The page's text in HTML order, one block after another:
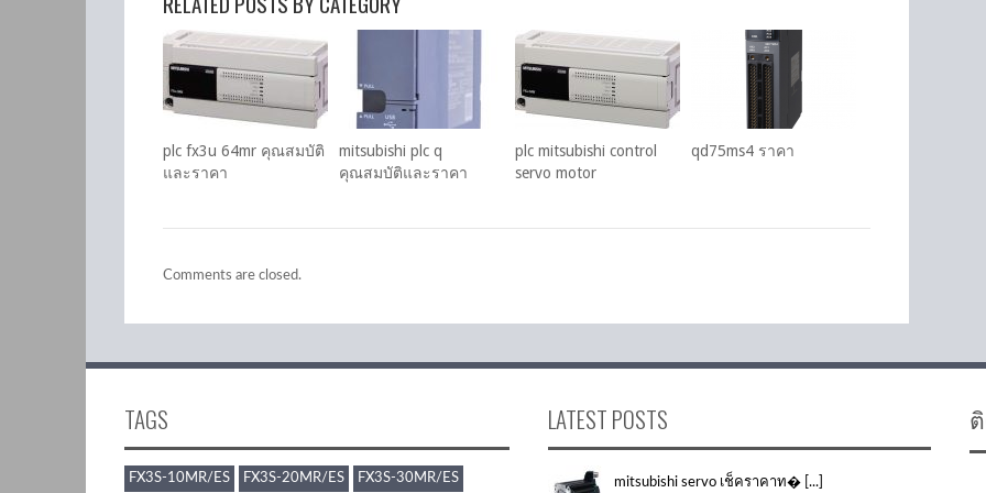
plc fx3u 64mr คุณสมบัติ
และราคา
mitsubishi plc q
คุณสมบัติและราคา
plc mitsubishi control
servo motor
qd75ms4 ราคา
Comments are closed.
TAGS
FX3S-10MR/ES FX3S-20MR/ES FX3S-30MR/ES
LATEST POSTS
mitsubishi servo เช็คราคาท� [...]